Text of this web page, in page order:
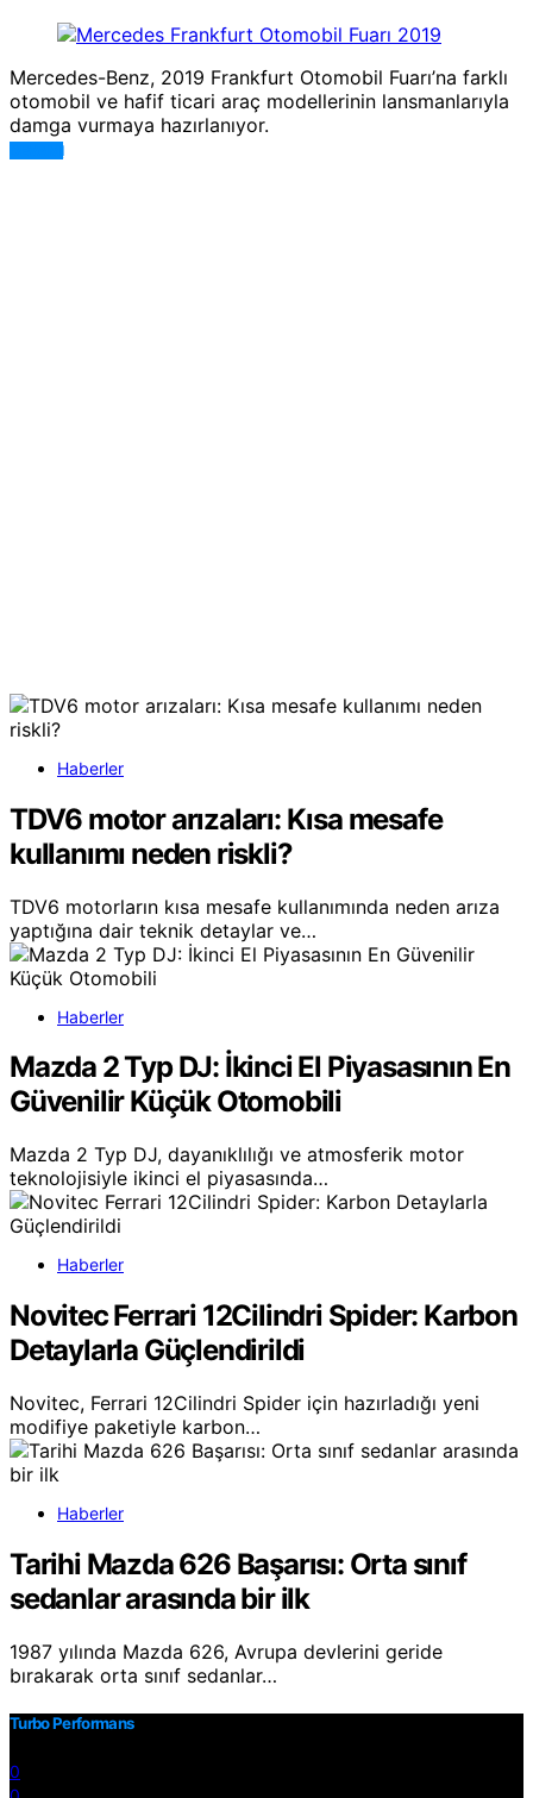
Mercedes-Benz, 2019 Frankfurt Otomobil Fuarı’na farklı
otomobil ve hafif ticari araç modellerinin lansmanlarıyla
damga vurmaya hazırlanıyor.
DEVAMI
Haberler
TDV6 motor arızaları: Kısa mesafe
kullanımı neden riskli?
TDV6 motorların kısa mesafe kullanımında neden arıza
yaptığına dair teknik detaylar ve…
Haberler
Mazda 2 Typ DJ: İkinci El Piyasasının En
Güvenilir Küçük Otomobili
Mazda 2 Typ DJ, dayanıklılığı ve atmosferik motor
teknolojisiyle ikinci el piyasasında…
Haberler
Novitec Ferrari 12Cilindri Spider: Karbon
Detaylarla Güçlendirildi
Novitec, Ferrari 12Cilindri Spider için hazırladığı yeni
modifiye paketiyle karbon…
Haberler
Tarihi Mazda 626 Başarısı: Orta sınıf
sedanlar arasında bir ilk
1987 yılında Mazda 626, Avrupa devlerini geride
bırakarak orta sınıf sedanlar…
Turbo Performans
0